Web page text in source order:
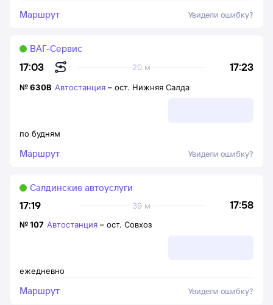
Маршрут Увидели ошибку?
17:03 17:23
20 м
ВАГ-Сервис
по будням
№630В Автостанция – ост. Нижняя Салда
Маршрут Увидели ошибку?
17:19 17:58
39 м
Салдинские автоуслуги
ежедневно
№107 Автостанция – ост. Совхоз
Маршрут Увидели ошибку?